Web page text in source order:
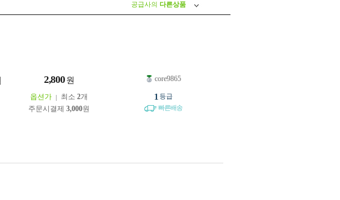
공급사의 다른상품
2,800 원
옵션가 최소 2개
주문시결제 3,000원
core9865
1 등급
빠른배송